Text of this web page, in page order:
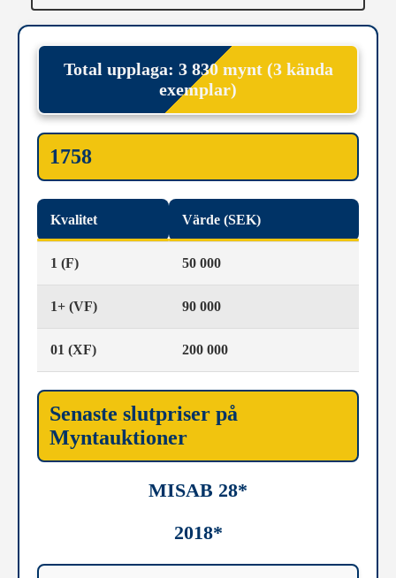
Total upplaga: 3 830 mynt (3 kända
exemplar)
1758
Kvalitet Värde (SEK)
1 (F) 50 000
1+ (VF) 90 000
01 (XF) 200 000
Senaste slutpriser på
Myntauktioner
MISAB 28*
2018*